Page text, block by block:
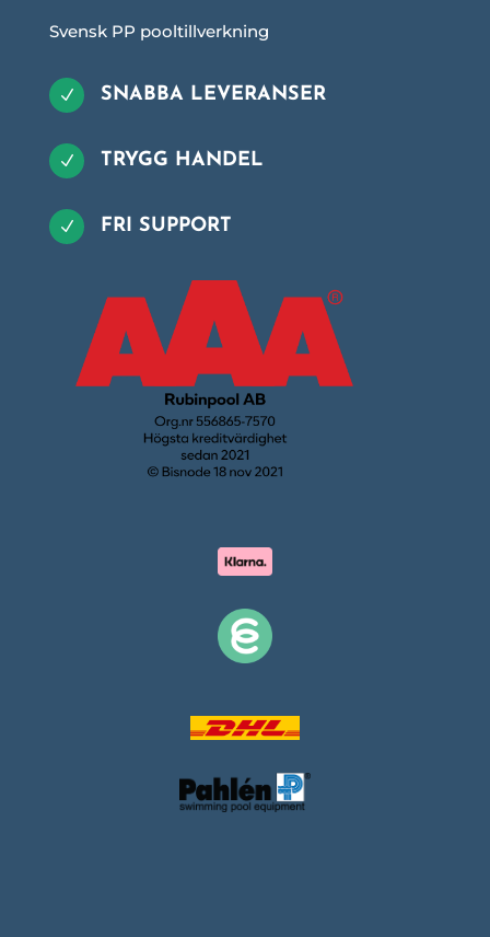
Svensk PP pooltillverkning
N SNABBA LEVERANSER
N TRYGG HANDEL
N FRI SUPPORT